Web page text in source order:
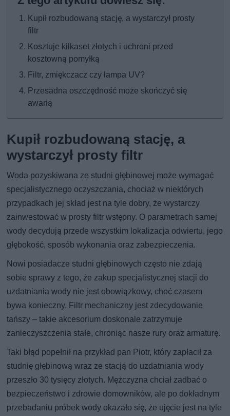
Kupił rozbudowaną stację, a wystarczył prosty
filtr
Kosztuje kilkaset złotych i uchroni przed
kosztowną pomyłką
Filtr, zmiękczacz czy lampa UV?
Przesadna oszczędność może skończyć się
awarią
Kupił rozbudowaną stację, a
wystarczył prosty filtr
Woda pozyskiwana ze studni głębinowej może wymagać
specjalistycznego oczyszczania, chociaż w niektórych
przypadkach jej skład jest na tyle dobry, że wystarczy
zainwestować w prosty filtr wstępny. O parametrach samej
wody decydują przede wszystkim lokalizacja odwiertu, jego
głębokość, sposób wykonania oraz zabezpieczenia.
Nowi posiadacze studni głębinowych często nie zdają
sobie sprawy z tego, że zakup specjalistycznej stacji do
uzdatniania wody nie jest obowiązkowy, choć czasem
bywa konieczny. Filtr mechaniczny jest zdecydowanie
tańszy – takie akcesorium doskonale zatrzymuje
zanieczyszczenia stałe, chroniąc nasze rury oraz armaturę.
Taki błąd popełnił na przykład pan Piotr, który zapłacił za
studnię głębinową wraz ze stacją do uzdatniania wody
przeszło 30 tysięcy złotych. Mężczyzna chciał zadbać o
bezpieczeństwo i zdrowie domowników, ale po dokładnym
przebadaniu próbek wody okazało się, że ujęcie jest na tyle